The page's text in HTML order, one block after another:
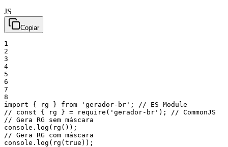
JS
Copiar
1
2
3
4
5
6
7
8
import
{ rg } from 'gerador-br' ;
// ES Module
// const { rg } = require('gerador-br'); // CommonJS
// Gera RG sem máscara
console . log ( rg ( ) ) ;
// Gera RG com máscara
console . log ( rg ( true ) ) ;